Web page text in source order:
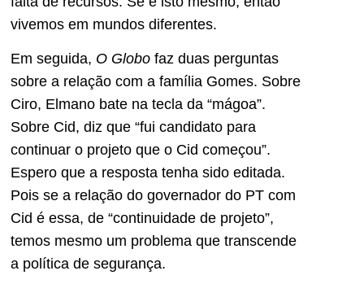
vivemos em mundos diferentes.
Em seguida, O Globo faz duas perguntas
sobre a relação com a família Gomes. Sobre
Ciro, Elmano bate na tecla da “mágoa”.
Sobre Cid, diz que “fui candidato para
continuar o projeto que o Cid começou”.
Espero que a resposta tenha sido editada.
Pois se a relação do governador do PT com
Cid é essa, de “continuidade de projeto”,
temos mesmo um problema que transcende
a política de segurança.